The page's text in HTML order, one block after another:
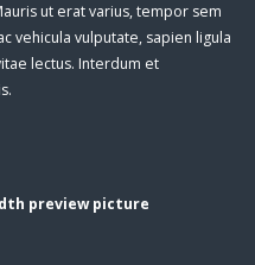
ut erat varius, tempor sem
vehicula vulputate, sapien ligula
lectus. Interdum et
preview picture